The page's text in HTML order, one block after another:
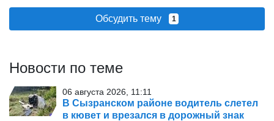
Обсудить тему 1
Новости по теме
06 августа 2026, 11:11
В Сызранском районе водитель слетел
в кювет и врезался в дорожный знак